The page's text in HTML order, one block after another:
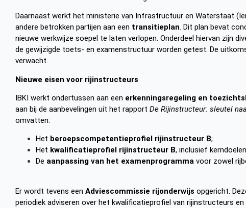
Daarnaast werkt het ministerie van Infrastructuur en Waterstaat
andere betrokken partijen aan een transitieplan. Dit plan bevat
nieuwe werkwijze soepel te laten verlopen. Onderdeel hiervan zijn
de gewijzigde toets- en examenstructuur worden getest. De
verwacht.
Nieuwe eisen voor rijinstructeurs
IBKI werkt ondertussen aan een erkenningsregeling en
aan bij de aanbevelingen uit het rapport De Rijinstructeur: sleutel
omvatten:
Het beroepscompetentieprofiel rijinstructeur B;
Het kwalificatieprofiel rijinstructeur B, inclusief
De aanpassing van het examenprogramma voor zowel
Er wordt tevens een Adviescommissie rijonderwijs opgericht.
periodiek adviseren over het kwalificatieprofiel van rijinstructeurs